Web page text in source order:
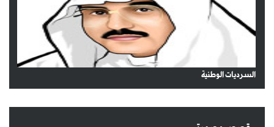
السرديات الوطنية